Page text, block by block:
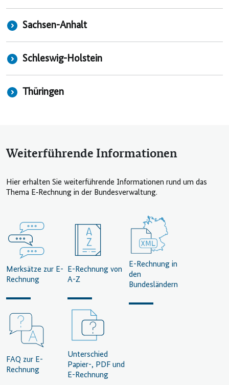
Sachsen-Anhalt
Schleswig-Holstein
Thüringen
Weiterführende Informationen
Hier erhalten Sie weiterführende Informationen rund um das
Thema E‑Rechnung in der Bundesverwaltung.
Merksätze zur E-
Rechnung
E-Rechnung von
A-Z
E-Rechnung in
den
Bundesländern
FAQ zur E-
Rechnung
Unterschied
Papier-, PDF und
E-Rechnung